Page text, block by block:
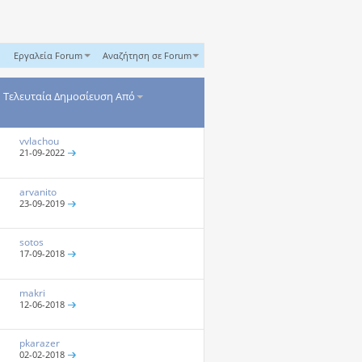
Εργαλεία Forum Αναζήτηση σε Forum
Τελευταία Δημοσίευση Από
vvlachou
21-09-2022
arvanito
23-09-2019
sotos
17-09-2018
makri
12-06-2018
pkarazer
02-02-2018